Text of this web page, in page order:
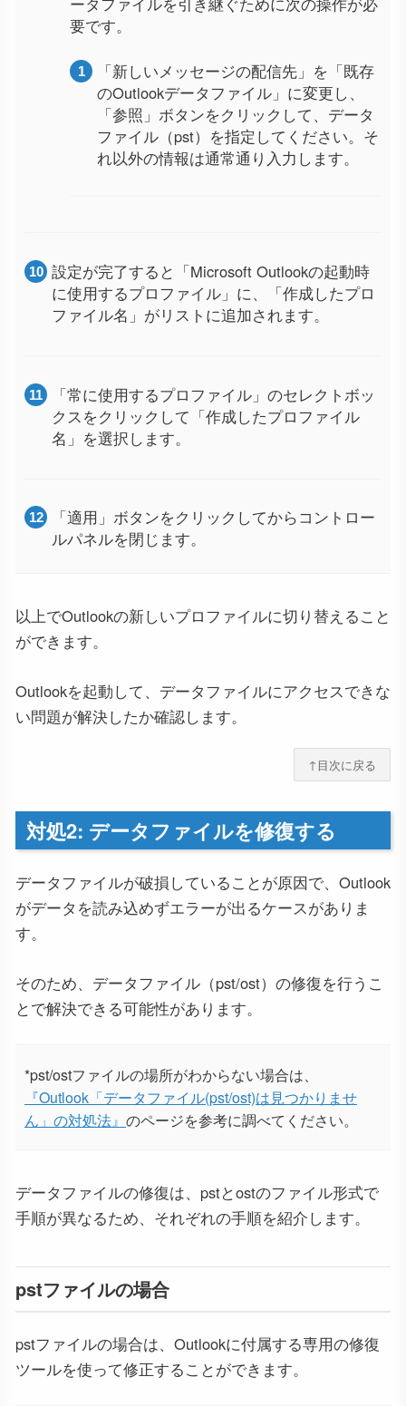
要です。
「新しいメッセージの配信先」を「既存
のOutlookデータファイル」に変更し、
「参照」ボタンをクリックして、データ
ファイル（pst）を指定してください。そ
れ以外の情報は通常通り入力します。
設定が完了すると「Microsoft Outlookの起動時
に使用するプロファイル」に、「作成したプロ
ファイル名」がリストに追加されます。
「常に使用するプロファイル」のセレクトボッ
クスをクリックして「作成したプロファイル
名」を選択します。
「適用」ボタンをクリックしてからコントロー
ルパネルを閉じます。
以上でOutlookの新しいプロファイルに切り替えること
ができます。
Outlookを起動して、データファイルにアクセスできな
い問題が解決したか確認します。
↑目次に戻る
対処2: データファイルを修復する
データファイルが破損していることが原因で、Outlook
がデータを読み込めずエラーが出るケースがありま
す。
そのため、データファイル（pst/ost）の修復を行うこ
とで解決できる可能性があります。
*pst/ostファイルの場所がわからない場合は、
『Outlook「データファイル(pst/ost)は見つかりませ
ん」の対処法』 のページを参考に調べてください。
データファイルの修復は、pstとostのファイル形式で
手順が異なるため、それぞれの手順を紹介します。
pstファイルの場合
pstファイルの場合は、Outlookに付属する専用の修復
ツールを使って修正することができます。